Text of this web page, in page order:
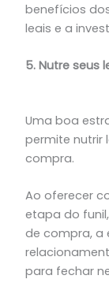
benefícios
leais e a
5. Nutre seus
Uma boa
permite nutrir
compra.
Ao oferecer
etapa do
de compra, a
para fechar